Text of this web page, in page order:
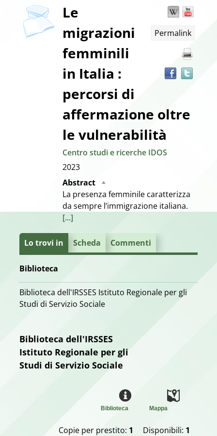
Dettaglio
del
documento
Wikipedia
Permalink
Le
migrazioni
femminili
in Italia :
percorsi di
affermazione oltre
le vulnerabilità
Centro studi e ricerche IDOS
2023
Abstract
La presenza femminile caratterizza
da sempre l’immigrazione italiana.
[...]
Lo trovi in Scheda Commenti
Biblioteca
Biblioteca dell'IRSSES Istituto Regionale per gli
Studi di Servizio Sociale
Biblioteca dell'IRSSES
Istituto Regionale per gli
Studi di Servizio Sociale
Mappa
Biblioteca
Copie per prestito: 1 Disponibili: 1